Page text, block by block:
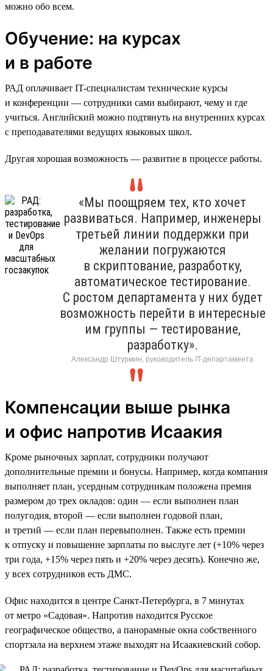
можно обо всем.
Обучение: на курсах
и в работе
РАД оплачивает IT-специалистам технические курсы
и конференции — сотрудники сами выбирают, чему и где
учиться. Английский можно подтянуть на внутренних курсах
с преподавателями ведущих языковых школ.
Другая хорошая возможность — развитие в процессе работы.
«Мы поощряем тех, кто хочет
развиваться. Например, инженеры
третьей линии поддержки при
желании погружаются
в скриптование, разработку,
автоматическое тестирование.
С ростом департамента у них будет
возможность перейти в интересные
им группы — тестирование,
разработку».
Александр Штурмин, руководитель IT-департамента
Компенсации выше рынка
и офис напротив Исаакия
Кроме рыночных зарплат, сотрудники получают
дополнительные премии и бонусы. Например, когда компания
выполняет план, усердным сотрудникам положена премия
размером до трех окладов: один — если выполнен план
полугодия, второй — если выполнен годовой план,
и третий — если план перевыполнен. Также есть премии
к отпуску и повышение зарплаты по выслуге лет (+10% через
три года, +15% через пять и +20% через десять). Конечно же,
у всех сотрудников есть ДМС.
Офис находится в центре Санкт-Петербурга, в 7 минутах
от метро «Садовая». Напротив находится Русское
географическое общество, а панорамные окна собственного
спортзала на верхнем этаже выходят на Исаакиевский собор.